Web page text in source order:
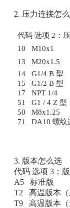
2. 压力连接怎
代码 选项 2：
10 M10x1
13 M20x1.5
14 G1/4 B 型
15 G1/2 B 型
17 NPT 1/4
51 G1 / 4 Z 型
50 M8x1.25
71 DA10 螺纹
3. 版本怎么选
代码 选项 3：
A5 标准版
T2 高温版本（
T9 高温版本（